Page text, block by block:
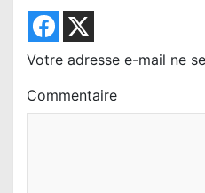
Votre adresse e-mail ne
Commentaire